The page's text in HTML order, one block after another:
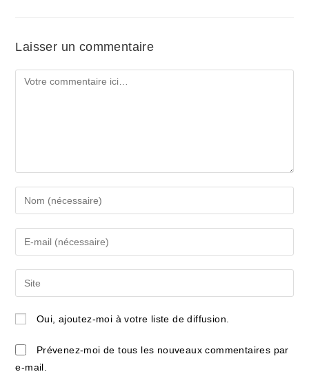
Laisser un commentaire
Comment
Enter
your
name
comment
Enter
your
email
address
comment
Saisir
l’URL
de
site
(facultatif)
Oui, ajoutez-moi à votre liste de diffusion.
Prévenez-moi de tous les nouveaux commentaires par
e-mail.